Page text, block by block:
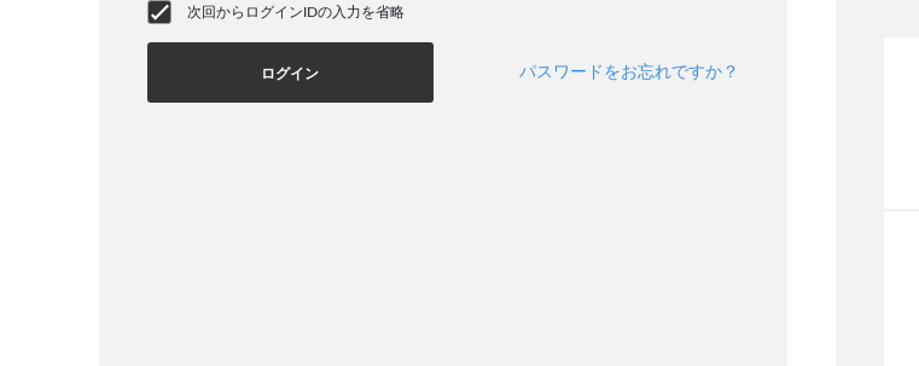
次回からログインIDの入力を省略
ログイン パスワードをお忘れですか？